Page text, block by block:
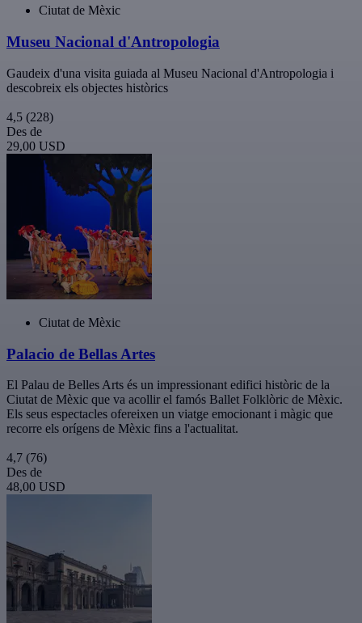
Ciutat de Mèxic
Museu Nacional d'Antropologia
Gaudeix d'una visita guiada al Museu Nacional d'Antropologia i
descobreix els objectes històrics
4,5 (228)
Des de
29,00 USD
Ciutat de Mèxic
Palacio de Bellas Artes
El Palau de Belles Arts és un impressionant edifici històric de la
Ciutat de Mèxic que va acollir el famós Ballet Folklòric de Mèxic.
Els seus espectacles ofereixen un viatge emocionant i màgic que
recorre els orígens de Mèxic fins a l'actualitat.
4,7 (76)
Des de
48,00 USD